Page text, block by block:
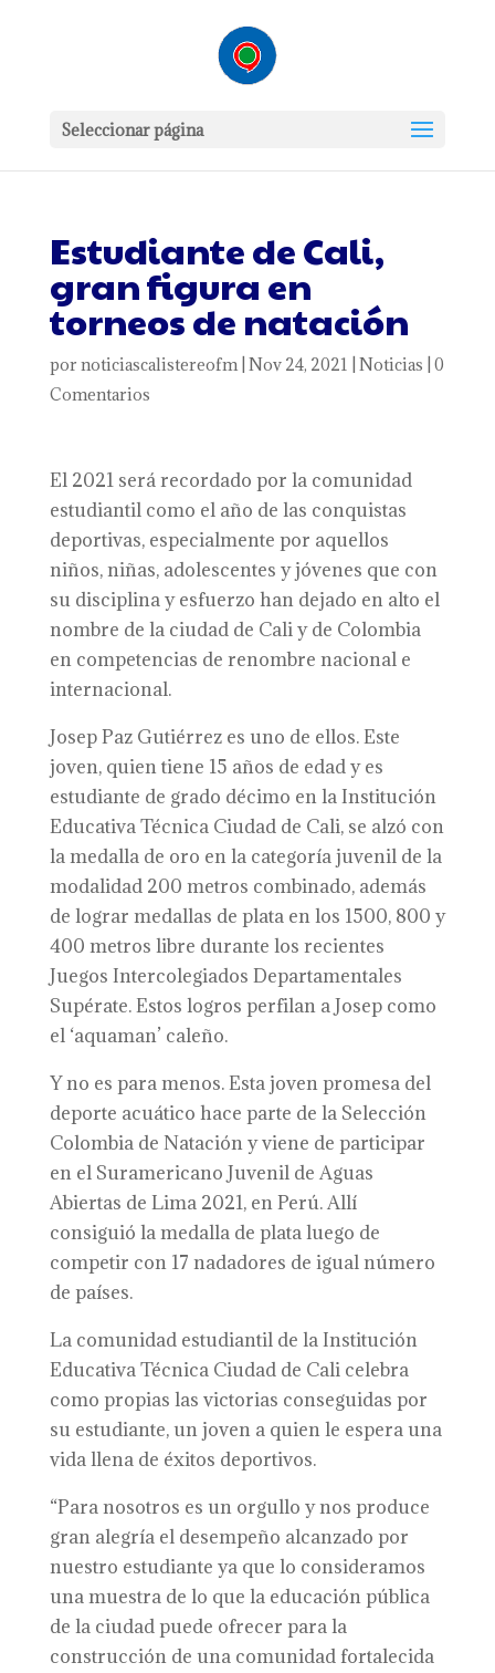
Seleccionar página
Estudiante de Cali,
gran figura en
torneos de natación
por noticiascalistereofm| Nov 24, 2021 Noticias 0
Comentarios
El 2021 será recordado por la comunidad
estudiantil como el año de las conquistas
deportivas, especialmente por aquellos
niños, niñas, adolescentes y jóvenes que con
su disciplina y esfuerzo han dejado en alto el
nombre de la ciudad de Cali y de Colombia
en competencias de renombre nacional e
internacional.
Josep Paz Gutiérrez es uno de ellos. Este
joven, quien tiene 15 años de edad y es
estudiante de grado décimo en la Institución
Educativa Técnica Ciudad de Cali, se alzó con
la medalla de oro en la categoría juvenil de la
modalidad 200 metros combinado, además
de lograr medallas de plata en los 1500, 800 y
400 metros libre durante los recientes
Juegos Intercolegiados Departamentales
Supérate. Estos logros perfilan a Josep como
el ‘aquaman’ caleño.
Y no es para menos. Esta joven promesa del
deporte acuático hace parte de la Selección
Colombia de Natación y viene de participar
en el Suramericano Juvenil de Aguas
Abiertas de Lima 2021, en Perú. Allí
consiguió la medalla de plata luego de
competir con 17 nadadores de igual número
de países.
La comunidad estudiantil de la Institución
Educativa Técnica Ciudad de Cali celebra
como propias las victorias conseguidas por
su estudiante, un joven a quien le espera una
vida llena de éxitos deportivos.
“Para nosotros es un orgullo y nos produce
gran alegría el desempeño alcanzado por
nuestro estudiante ya que lo consideramos
una muestra de lo que la educación pública
de la ciudad puede ofrecer para la
construcción de una comunidad fortalecida